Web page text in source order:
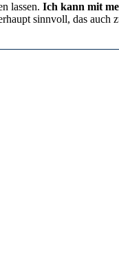
lassen. Ich kann mit
sinnvoll, das auch